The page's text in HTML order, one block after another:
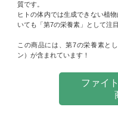
質です。
ヒトの体内では生成できない植
いても「第7の栄養素」として注
この商品には、第7の栄養素と
ン）が含まれています！
ファイ